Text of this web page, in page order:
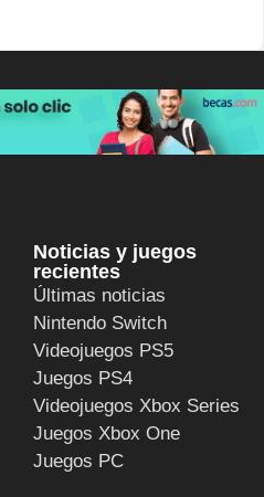
Noticias y juegos
recientes
Últimas noticias
Nintendo Switch
Videojuegos PS5
Juegos PS4
Videojuegos Xbox Series
Juegos Xbox One
Juegos PC